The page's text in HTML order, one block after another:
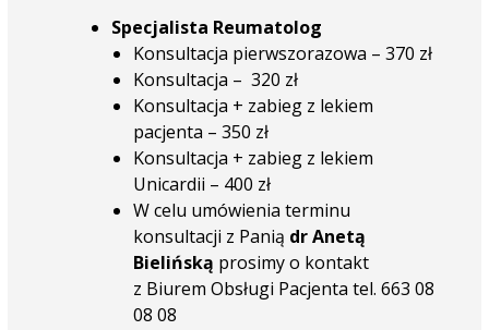
Specjalista Reumatolog
Konsultacja pierwszorazowa – 370 zł
Konsultacja – 320 zł
Konsultacja + zabieg z lekiem
pacjenta – 350 zł
Konsultacja + zabieg z lekiem
Unicardii – 400 zł
W celu umówienia terminu
konsultacji z Panią dr Anetą
Bielińską prosimy o kontakt
z Biurem Obsługi Pacjenta tel. 663 08
08 08